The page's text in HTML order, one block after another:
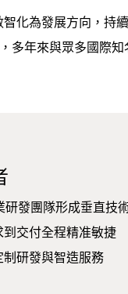
化為發展方向，持
年來與眾多國際
研發團隊形成垂直技
到交付全程精准敏捷
制研發與智造服務